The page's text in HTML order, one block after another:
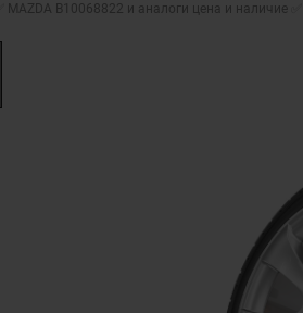
✅ MAZDA B10068822 и аналоги цена и наличие ✅